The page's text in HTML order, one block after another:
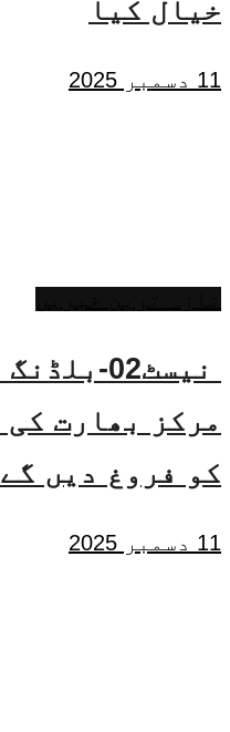
خیال کیا
11 دسمبر 2025
نیسٹ02-
مرکز بھارت
کو فروغ دیں
11 دسمبر 2025